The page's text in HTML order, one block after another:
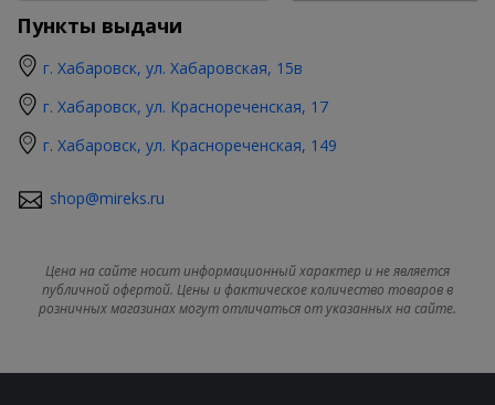
Пункты выдачи
г. Хабаровск, ул. Хабаровская, 15в
г. Хабаровск, ул. Краснореченская, 17
г. Хабаровск, ул. Краснореченская, 149
shop@mireks.ru
Цена на сайте носит информационный характер и не является
публичной офертой. Цены и фактическое количество товаров в
розничных магазинах могут отличаться от указанных на сайте.